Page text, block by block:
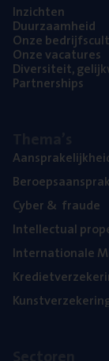
Inzich­ten
Duur­zaam­heid
Onze
Onze vaca­tu­res
Diver­si­teit,
Part­ner­ships
Cyber& fraude
Intel­lec­tu­al
Inter­na­ti­o­na­le